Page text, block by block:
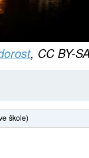
, CC BY-
škole)